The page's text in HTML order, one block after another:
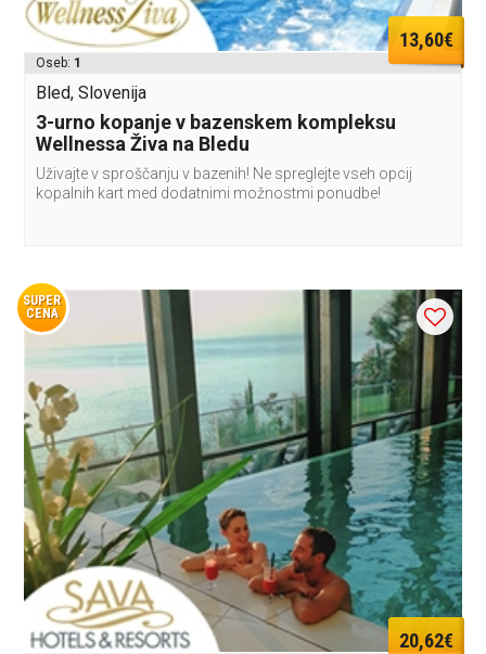
13,60€
Oseb: 1
Bled, Slovenija
3-urno kopanje v bazenskem kompleksu
Wellnessa Živa na Bledu
Uživajte v sproščanju v bazenih! Ne spreglejte vseh opcij
kopalnih kart med dodatnimi možnostmi ponudbe!
SUPER
CENA
20,62€